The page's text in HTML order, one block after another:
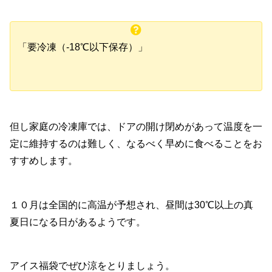
「要冷凍（-18℃以下保存）」
但し家庭の冷凍庫では、ドアの開け閉めがあって温度を一
定に維持するのは難しく、なるべく早めに食べることをお
すすめします。
１０月は全国的に高温が予想され、昼間は30℃以上の真
夏日になる日があるようです。
アイス福袋でぜひ涼をとりましょう。